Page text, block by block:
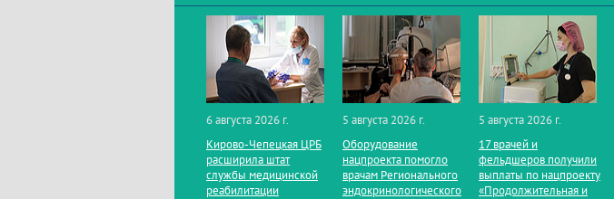
6 августа 2026 г.
Кирово‑Чепецкая ЦРБ
расширила штат
службы медицинской
реабилитации
5 августа 2026 г.
Оборудование
нацпроекта помогло
врачам Регионального
эндокринологического
5 августа 2026 г.
17 врачей и
фельдшеров получили
выплаты по нацпроекту
«Продолжительная и